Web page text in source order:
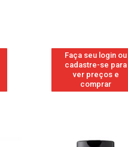
Faça seu login ou
cadastre-se para
ver preços e
comprar